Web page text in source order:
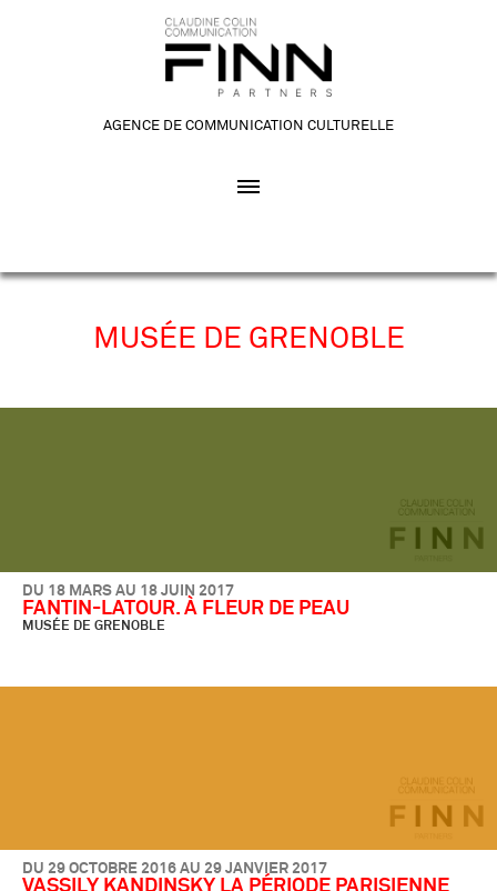
AGENCE DE COMMUNICATION CULTURELLE
MUSÉE DE GRENOBLE
DU 18 MARS AU 18 JUIN 2017
FANTIN-LATOUR. À FLEUR DE PEAU
MUSÉE DE GRENOBLE
DU 29 OCTOBRE 2016 AU 29 JANVIER 2017